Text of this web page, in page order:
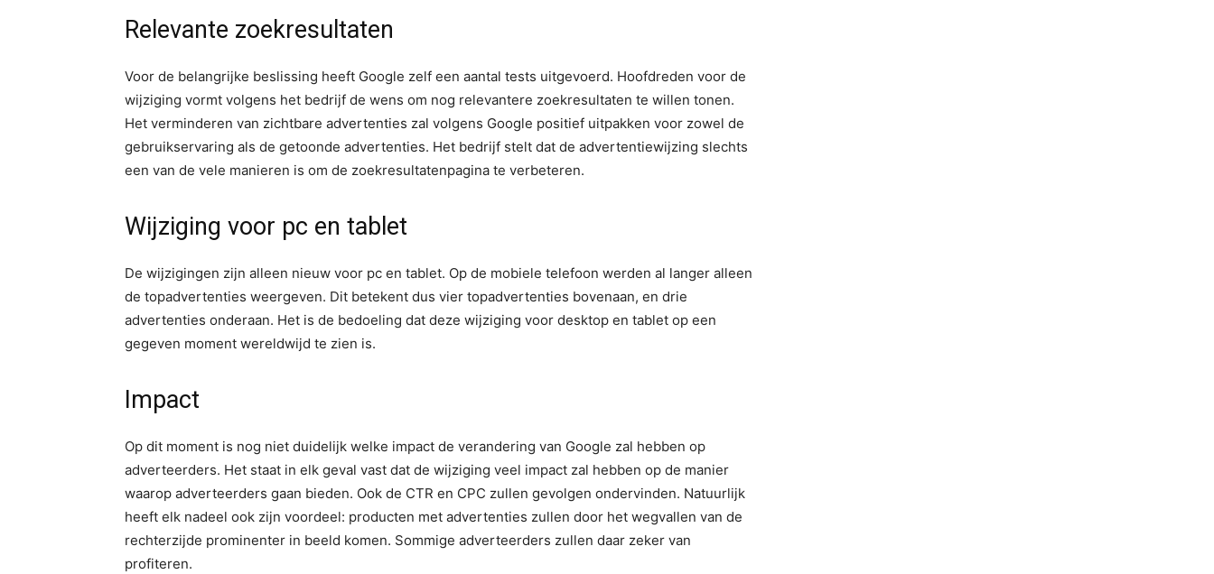
Relevante zoekresultaten
Voor de belangrijke beslissing heeft Google zelf een aantal tests uitgevoerd. Hoofdreden voor de
wijziging vormt volgens het bedrijf de wens om nog relevantere zoekresultaten te willen tonen.
Het verminderen van zichtbare advertenties zal volgens Google positief uitpakken voor zowel de
gebruikservaring als de getoonde advertenties. Het bedrijf stelt dat de advertentiewijzing slechts
een van de vele manieren is om de zoekresultatenpagina te verbeteren.
Wijziging voor pc en tablet
De wijzigingen zijn alleen nieuw voor pc en tablet. Op de mobiele telefoon werden al langer alleen
de topadvertenties weergeven. Dit betekent dus vier topadvertenties bovenaan, en drie
advertenties onderaan. Het is de bedoeling dat deze wijziging voor desktop en tablet op een
gegeven moment wereldwijd te zien is.
Impact
Op dit moment is nog niet duidelijk welke impact de verandering van Google zal hebben op
adverteerders. Het staat in elk geval vast dat de wijziging veel impact zal hebben op de manier
waarop adverteerders gaan bieden. Ook de CTR en CPC zullen gevolgen ondervinden. Natuurlijk
heeft elk nadeel ook zijn voordeel: producten met advertenties zullen door het wegvallen van de
rechterzijde prominenter in beeld komen. Sommige adverteerders zullen daar zeker van
profiteren.